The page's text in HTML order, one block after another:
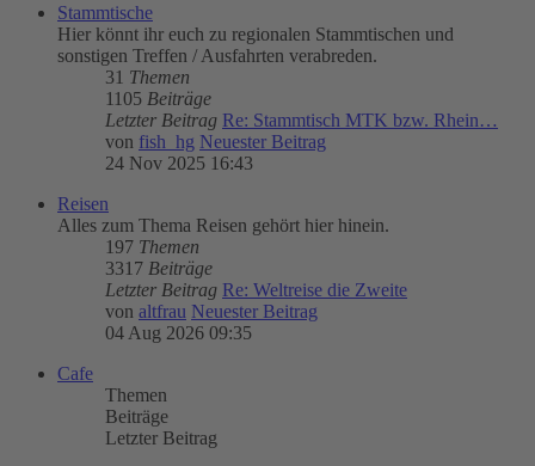
Stammtische
Hier könnt ihr euch zu regionalen Stammtischen und
sonstigen Treffen / Ausfahrten verabreden.
31 Themen
1105 Beiträge
Letzter Beitrag Re: Stammtisch MTK bzw. Rhein…
von fish_hg Neuester Beitrag
24 Nov 2025 16:43
Reisen
Alles zum Thema Reisen gehört hier hinein.
197 Themen
3317 Beiträge
Letzter Beitrag Re: Weltreise die Zweite
von altfrau Neuester Beitrag
04 Aug 2026 09:35
Cafe
Themen
Beiträge
Letzter Beitrag